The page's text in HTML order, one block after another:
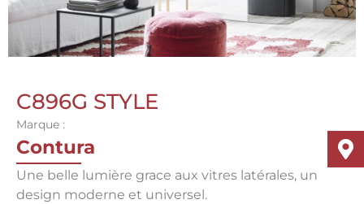
C896G STYLE
Marque :
Contura
Une belle lumière grace aux vitres latérales, un
design moderne et universel.